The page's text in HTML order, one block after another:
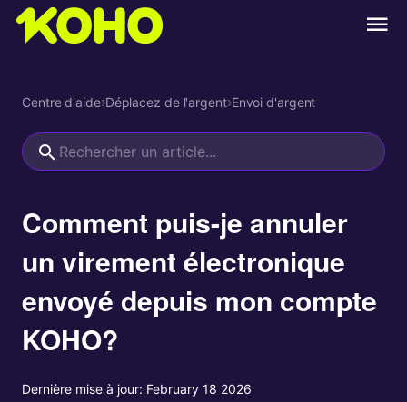
Centre d'aide›Déplacez de l'argent›Envoi d'argent
Comment puis-je annuler
un virement électronique
envoyé depuis mon compte
KOHO?
Dernière mise à jour: February 18 2026